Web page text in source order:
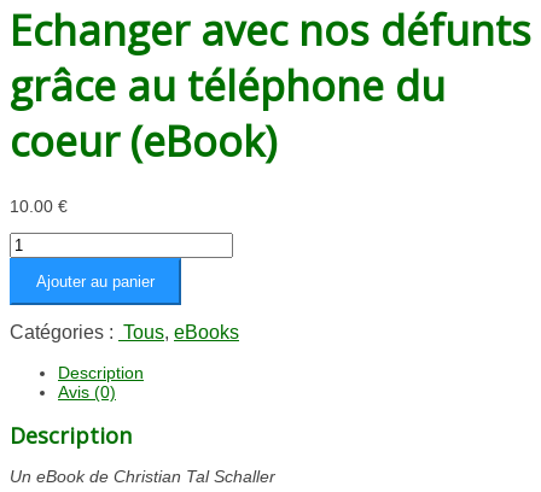
Echanger avec nos défunts
grâce au téléphone du
coeur (eBook)
10.00 €
quantité
de
Echanger
avec
nos
grâce
du
(eBook)
Ajouter au panier
Catégories : Tous, eBooks
Description
Avis (0)
Description
Un eBook de Christian Tal Schaller